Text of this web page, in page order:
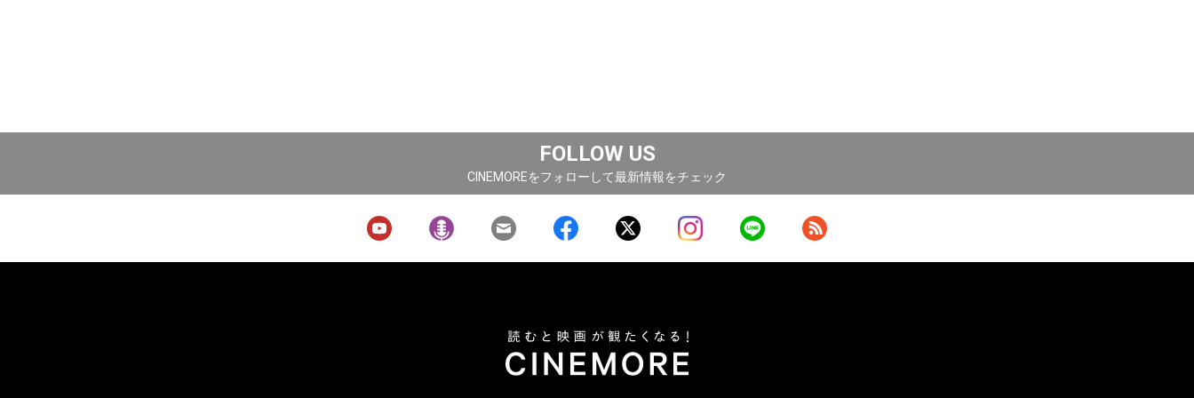
FOLLOW US
CINEMOREをフォローして最新情報をチェック